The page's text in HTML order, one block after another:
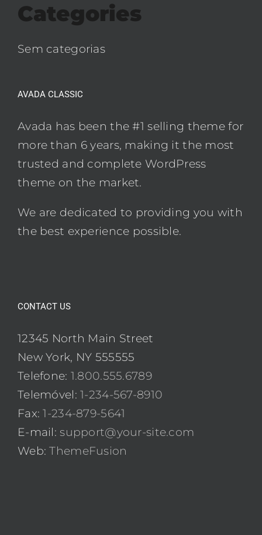
Categories
Sem categorias
AVADA CLASSIC
Avada has been the #1 selling theme for
more than 6 years, making it the most
trusted and complete WordPress
theme on the market.
We are dedicated to providing you with
the best experience possible.
CONTACT US
12345 North Main Street
New York, NY 555555
Telefone: 1.800.555.6789
Telemóvel:1-234-567-8910
Fax:1-234-879-5641
E-mail:support@your-site.com
Web:ThemeFusion